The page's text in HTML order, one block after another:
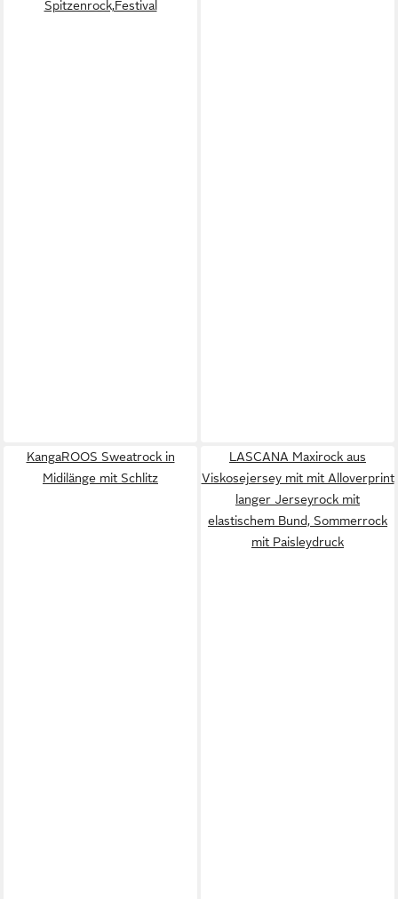
Spitzenrock,Festival
KangaROOS Sweatrock in
Midilänge mit Schlitz
LASCANA Maxirock aus
Viskosejersey mit mit Alloverprint
langer Jerseyrock mit
elastischem Bund, Sommerrock
mit Paisleydruck